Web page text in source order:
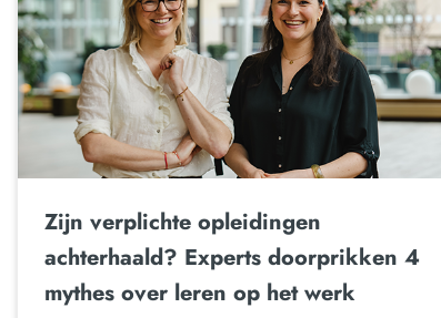
Zijn verplichte opleidingen
achterhaald? Experts doorprikken 4
mythes over leren op het werk